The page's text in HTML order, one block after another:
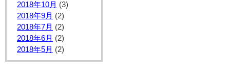
2018年10月 (3)
2018年9月 (2)
2018年7月 (2)
2018年6月 (2)
2018年5月 (2)